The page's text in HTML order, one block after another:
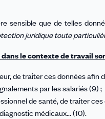
sensible que de telles
juridique toute
le contexte de travail
de traiter ces données
par les salariés (9) ;
de santé, de traiter
médicaux... (10).